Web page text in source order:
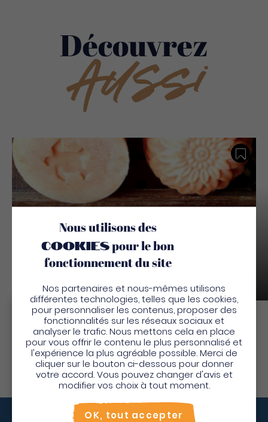
Découvrez
Aussi
Sapo Sapo
Commerces
Découvrir
Nous utilisons des
cookiespour le bon
fonctionnement du site
Nos partenaires et nous-mêmes utilisons
différentes technologies, telles que les cookies,
pour personnaliser les contenus, proposer des
fonctionnalités sur les réseaux sociaux et
analyser le trafic. Nous mettons cela en place
pour vous offrir le contenu le plus personnalisé et
l'expérience la plus agréable possible. Merci de
cliquer sur le bouton ci-dessous pour donner
votre accord. Vous pouvez changer d'avis et
modifier vos choix à tout moment.
OK, tout accepter
Bienvenue en Martinique
Pour profiter de votre séjour et trouver des
activités en quelques clics, activez le mode “sur
place”.
Utiliser le mode surplace